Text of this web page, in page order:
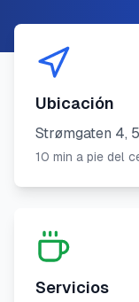
Ubicación
Strømgaten 4,
10 min a pie del
Servicios